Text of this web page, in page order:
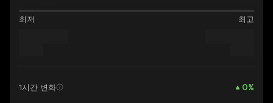
최저 최고
1시간 변화 0%